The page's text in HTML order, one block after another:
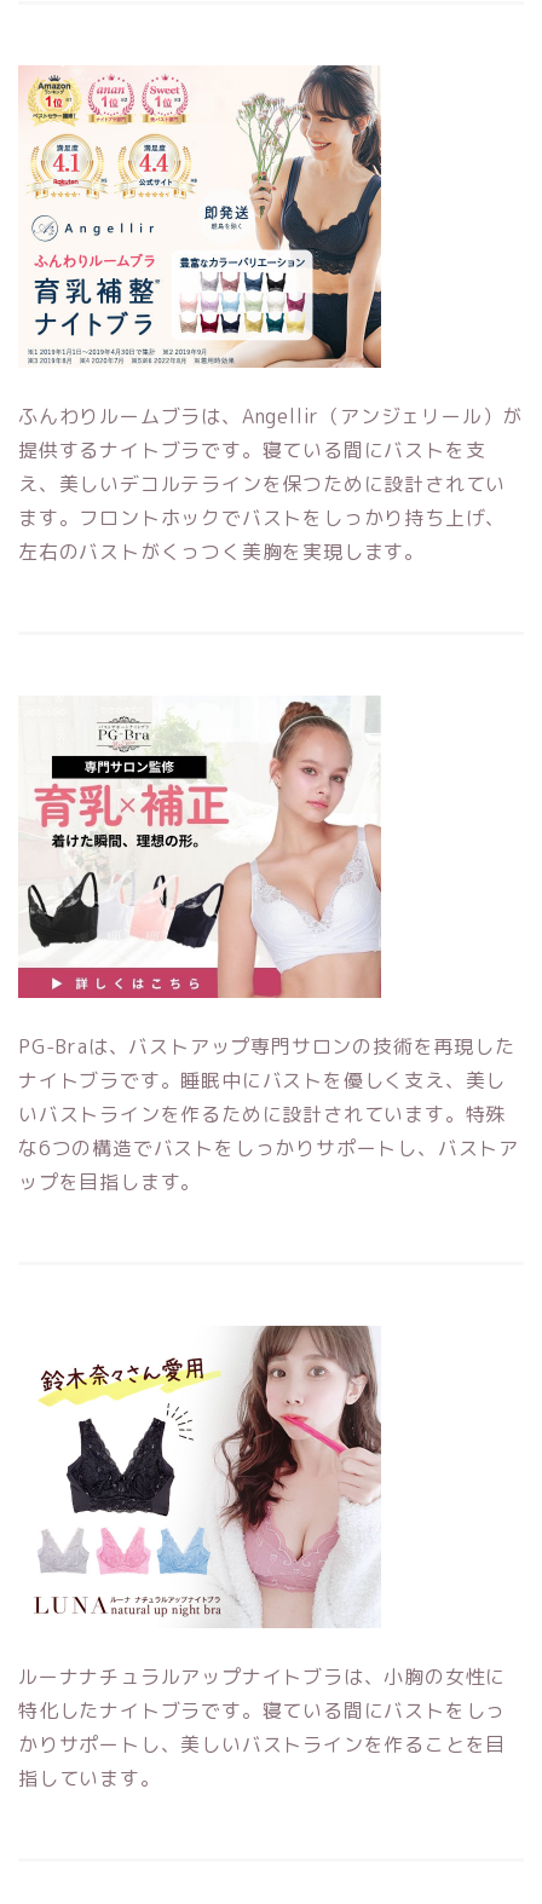
ふんわりルームブラは、Angellir（アンジェリール）が
提供するナイトブラです。寝ている間にバストを支
え、美しいデコルテラインを保つために設計されてい
ます。フロントホックでバストをしっかり持ち上げ、
左右のバストがくっつく美胸を実現します。
PG-Braは、バストアップ専門サロンの技術を再現した
ナイトブラです。睡眠中にバストを優しく支え、美し
いバストラインを作るために設計されています。特殊
な6つの構造でバストをしっかりサポートし、バストア
ップを目指します。
ルーナナチュラルアップナイトブラは、小胸の女性に
特化したナイトブラです。寝ている間にバストをしっ
かりサポートし、美しいバストラインを作ることを目
指しています。